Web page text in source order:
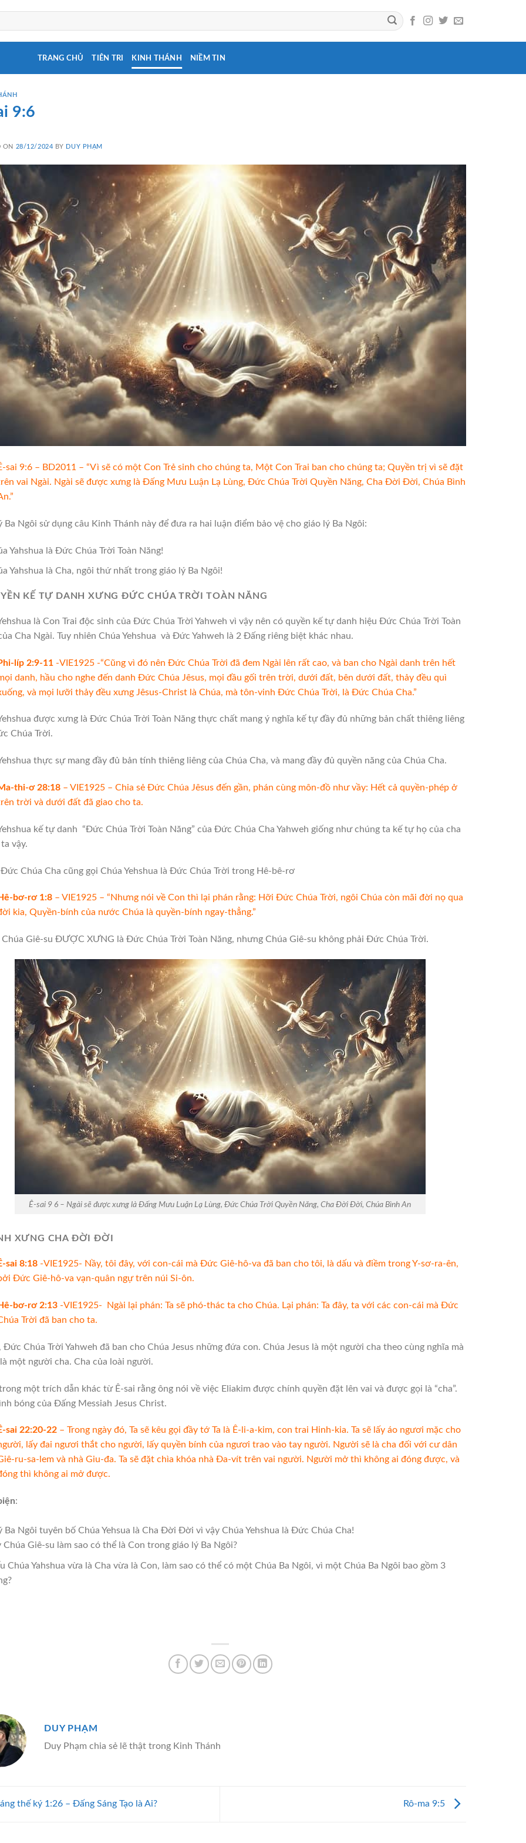
TRANG CHỦ TIÊN TRI KINH THÁNH NIỀM TIN
9:6
ON 28/12/2024 BY DUY PHẠM
sai 9:6 – BD2011 – “Vì sẽ có một Con Trẻ sinh cho chúng ta, Một Con Trai ban cho chúng ta; Quyền trị vì sẽ đặt
vai Ngài. Ngài sẽ được xưng là Đấng Mưu Luận Lạ Lùng, Đức Chúa Trời Quyền Năng, Cha Đời Đời, Chúa Bình
Ba Ngôi sử dụng câu Kinh Thánh này để đưa ra hai luận điểm bảo vệ cho giáo lý Ba Ngôi:
Yahshua là Đức Chúa Trời Toàn Năng!
Yahshua là Cha, ngôi thứ nhất trong giáo lý Ba Ngôi!
KẾ TỰ DANH XƯNG ĐỨC CHÚA TRỜI TOÀN NĂNG
là Con Trai độc sinh của Đức Chúa Trời Yahweh vì vậy nên có quyền kế tự danh hiệu Đức Chúa Trời Toàn
Cha Ngài. Tuy nhiên Chúa Yehshua và Đức Yahweh là 2 Đấng riêng biệt khác nhau.
líp 2:9-11 -VIE1925 -“Cũng vì đó nên Đức Chúa Trời đã đem Ngài lên rất cao, và ban cho Ngài danh trên hết
danh, hầu cho nghe đến danh Đức Chúa Jêsus, mọi đầu gối trên trời, dưới đất, bên dưới đất, thảy đều quì
và mọi lưỡi thảy đều xưng Jêsus-Christ là Chúa, mà tôn-vinh Đức Chúa Trời, là Đức Chúa Cha.”
được xưng là Đức Chúa Trời Toàn Năng thực chất mang ý nghĩa kế tự đầy đủ những bản chất thiêng liêng
Chúa Trời.
thực sự mang đầy đủ bản tính thiêng liêng của Chúa Cha, và mang đầy đủ quyền năng của Chúa Cha.
thi-ơ 28:18 – VIE1925 – Chia sẻ Đức Chúa Jêsus đến gần, phán cùng môn-đồ như vầy: Hết cả quyền-phép ở
trời và dưới đất đã giao cho ta.
kế tự danh “Đức Chúa Trời Toàn Năng” của Đức Chúa Cha Yahweh giống như chúng ta kế tự họ của cha
vậy.
Chúa Cha cũng gọi Chúa Yehshua là Đức Chúa Trời trong Hê-bê-rơ
bơ-rơ 1:8 – VIE1925 – “Nhưng nói về Con thì lại phán rằng: Hỡi Đức Chúa Trời, ngôi Chúa còn mãi đời nọ qua
kia, Quyền-bính của nước Chúa là quyền-bính ngay-thẳng.”
Giê-su ĐƯỢC XƯNG là Đức Chúa Trời Toàn Năng, nhưng Chúa Giê-su không phải Đức Chúa Trời.
Ê-sai 9 6 – Ngài sẽ được xưng là Đấng Mưu Luận Lạ Lùng, Đức Chúa Trời Quyền Năng, Cha Đời Đời, Chúa Bình An
XƯNG CHA ĐỜI ĐỜI
sai 8:18 -VIE1925- Nầy, tôi đây, với con-cái mà Đức Giê-hô-va đã ban cho tôi, là dấu và điềm trong Y-sơ-ra-ên,
Đức Giê-hô-va vạn-quân ngự trên núi Si-ôn.
bơ-rơ 2:13 -VIE1925- Ngài lại phán: Ta sẽ phó-thác ta cho Chúa. Lại phán: Ta đây, ta với các con-cái mà Đức
Trời đã ban cho ta.
Đức Chúa Trời Yahweh đã ban cho Chúa Jesus những đứa con. Chúa Jesus là một người cha theo cùng nghĩa mà
một người cha. Cha của loài người.
một trích dẫn khác từ Ê-sai rằng ông nói về việc Eliakim được chính quyền đặt lên vai và được gọi là “cha”.
bóng của Đấng Messiah Jesus Christ.
sai 22:20-22 – Trong ngày đó, Ta sẽ kêu gọi đầy tớ Ta là Ê-li-a-kim, con trai Hinh-kia. Ta sẽ lấy áo ngươi mặc cho
lấy đai ngươi thắt cho người, lấy quyền bính của ngươi trao vào tay người. Người sẽ là cha đối với cư dân
ru-sa-lem và nhà Giu-đa. Ta sẽ đặt chìa khóa nhà Đa-vít trên vai người. Người mở thì không ai đóng được, và
thì không ai mở được.
:
Ba Ngôi tuyên bố Chúa Yehsua là Cha Đời Đời vì vậy Chúa Yehshua là Đức Chúa Cha!
Chúa Giê-su làm sao có thể là Con trong giáo lý Ba Ngôi?
Chúa Yahshua vừa là Cha vừa là Con, làm sao có thể có một Chúa Ba Ngôi, vì một Chúa Ba Ngôi bao gồm 3
DUY PHẠM
Duy Phạm chia sẻ lẽ thật trong Kinh Thánh
thế ký 1:26 – Đấng Sáng Tạo là Ai? Rô-ma 9:5